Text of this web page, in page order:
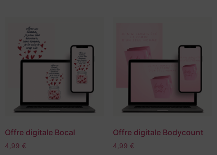
Offre digitale Bocal
4,99 €
Offre digitale Bodycount
4,99 €